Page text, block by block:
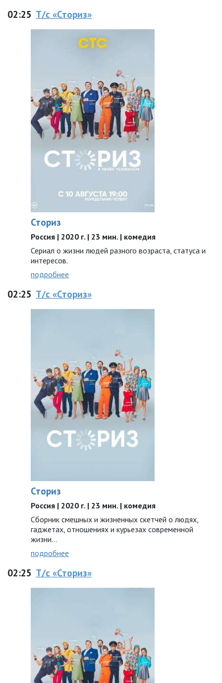
02:25 Т/с «Сториз»
Сториз
Россия | 2020 г. | 23 мин. | комедия
Сериал о жизни людей разного возраста, статуса и
интересов.
подробнее
02:25 Т/с «Сториз»
Сториз
Россия | 2020 г. | 23 мин. | комедия
Сборник смешных и жизненных скетчей о людях,
гаджетах, отношениях и курьезах современной
жизни…
подробнее
02:25 Т/с «Сториз»